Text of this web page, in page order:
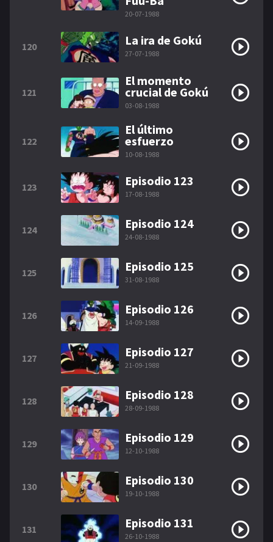
20-07-1988
120 La ira de Gokú
27-07-1988
121
El momento
crucial de Gokú
03-08-1988
122
El último
esfuerzo
10-08-1988
123 Episodio 123
17-08-1988
124 Episodio 124
24-08-1988
125 Episodio 125
31-08-1988
126 Episodio 126
14-09-1988
127 Episodio 127
21-09-1988
128 Episodio 128
28-09-1988
129 Episodio 129
12-10-1988
130 Episodio 130
19-10-1988
131 Episodio 131
26-10-1988